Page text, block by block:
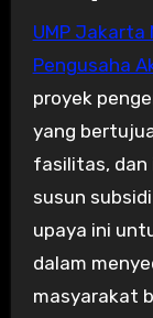
UMP Jakarta
Pengusaha
proyek
yang
fasilitas, dan
susun
upaya ini
dalam
masyarakat